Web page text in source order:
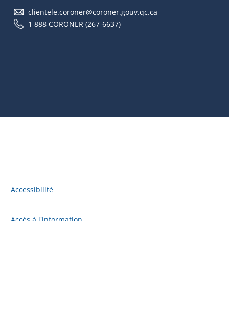
clientele.coroner@coroner.gouv.qc.ca
1 888 CORONER (267-6637)
Accessibilité
Accès à l'information